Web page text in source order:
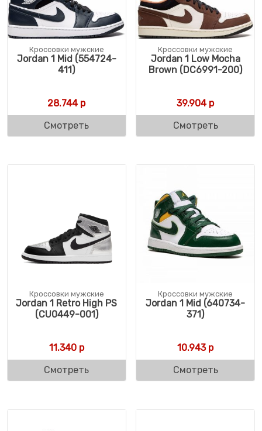
Кроссовки мужские
Jordan 1 Mid (554724-
411)
28.744р
Смотреть
Кроссовки мужские
Jordan 1 Low Mocha
Brown (DC6991-200)
39.904р
Смотреть
Кроссовки мужские
Jordan 1 Retro High PS
(CU0449-001)
11.340р
Смотреть
Кроссовки мужские
Jordan 1 Mid (640734-
371)
10.943р
Смотреть